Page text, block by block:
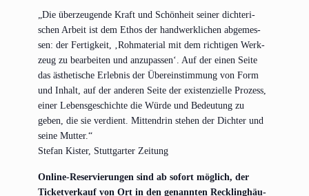
„Die über­zeu­gen­de Kraft und Schön­heit sei­ner dich­te­ri­
schen Arbeit ist dem Ethos der hand­werk­li­chen abge­mes­
sen: der Fer­tig­keit, ‚Roh­ma­te­ri­al mit dem rich­ti­gen Werk­
zeug zu bear­bei­ten und anzu­pas­sen‘. Auf der einen Sei­te
das ästhe­ti­sche Erleb­nis der Über­ein­stim­mung von Form
und Inhalt, auf der ande­ren Sei­te der exis­ten­zi­el­le Pro­zess,
einer Lebens­ge­schich­te die Wür­de und Bedeu­tung zu
geben, die sie ver­dient. Mit­ten­drin ste­hen der Dich­ter und
sei­ne Mutter.“
Ste­fan Kis­ter, Stutt­gar­ter Zeitung
Online-Reser­vie­run­gen sind ab sofort mög­lich, der
Ticket­ver­kauf von Ort in den genann­ten Reck­ling­häu­